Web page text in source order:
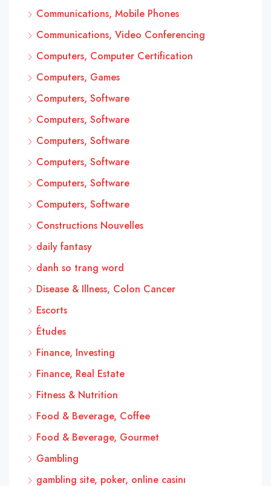
Communications, Mobile Phones
Communications, Video Conferencing
Computers, Computer Certification
Computers, Games
Computers, Software
Computers, Software
Computers, Software
Computers, Software
Computers, Software
Computers, Software
Constructions Nouvelles
daily fantasy
danh so trang word
Disease & Illness, Colon Cancer
Escorts
Études
Finance, Investing
Finance, Real Estate
Fitness & Nutrition
Food & Beverage, Coffee
Food & Beverage, Gourmet
Gambling
gambling site, poker, online casinı